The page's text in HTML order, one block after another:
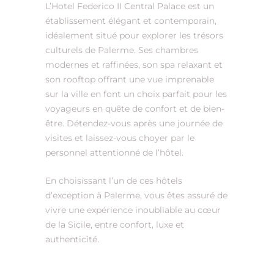
L’Hotel Federico II Central Palace est un
établissement élégant et contemporain,
idéalement situé pour explorer les trésors
culturels de Palerme. Ses chambres
modernes et raffinées, son spa relaxant et
son rooftop offrant une vue imprenable
sur la ville en font un choix parfait pour les
voyageurs en quête de confort et de bien-
être. Détendez-vous après une journée de
visites et laissez-vous choyer par le
personnel attentionné de l’hôtel.
En choisissant l’un de ces hôtels
d’exception à Palerme, vous êtes assuré de
vivre une expérience inoubliable au cœur
de la Sicile, entre confort, luxe et
authenticité.